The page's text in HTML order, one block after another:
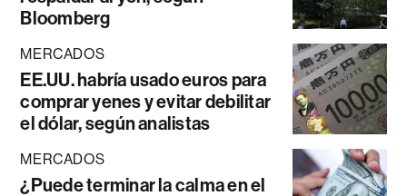
Bloomberg
MERCADOS
EE.UU. habría usado euros para
comprar yenes y evitar debilitar
el dólar, según analistas
MERCADOS
¿Puede terminar la calma en el